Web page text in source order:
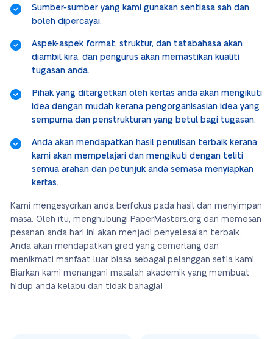
Sumber-sumber yang kami gunakan sentiasa sah dan
boleh dipercayai.
Aspek-aspek format, struktur, dan tatabahasa akan
diambil kira, dan pengurus akan memastikan kualiti
tugasan anda.
Pihak yang ditargetkan oleh kertas anda akan mengikuti
idea dengan mudah kerana pengorganisasian idea yang
sempurna dan penstrukturan yang betul bagi tugasan.
Anda akan mendapatkan hasil penulisan terbaik kerana
kami akan mempelajari dan mengikuti dengan teliti
semua arahan dan petunjuk anda semasa menyiapkan
kertas.
Kami mengesyorkan anda berfokus pada hasil dan menyimpan
masa. Oleh itu, menghubungi PaperMasters.org dan memesan
pesanan anda hari ini akan menjadi penyelesaian terbaik.
Anda akan mendapatkan gred yang cemerlang dan
menikmati manfaat luar biasa sebagai pelanggan setia kami.
Biarkan kami menangani masalah akademik yang membuat
hidup anda kelabu dan tidak bahagia!